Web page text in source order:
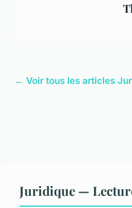
← Voir tous les articles
Juridique —